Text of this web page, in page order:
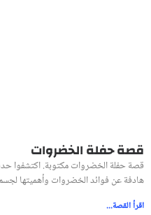
قصة حفلة الخضروات
قصة حفلة الخضروات مكتوبة. اكتشفوا
هادفة عن فوائد الخضروات وأهميتها
اقرأ القصة...